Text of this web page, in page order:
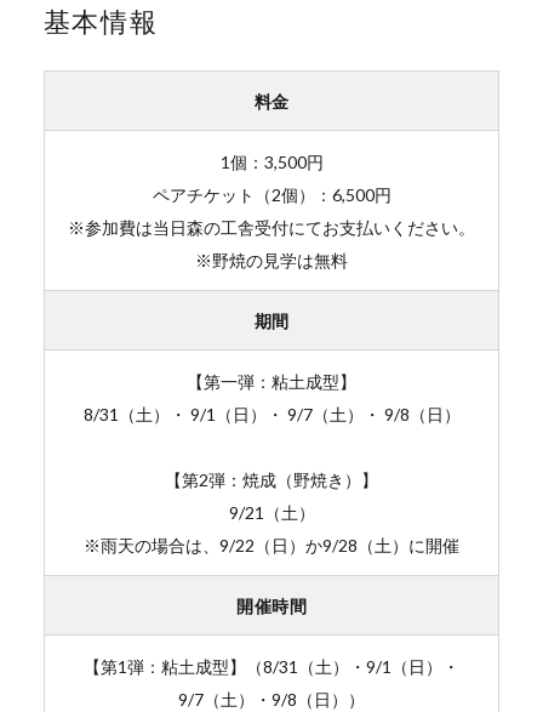
基本情報
料金
1個：3,500円
ペアチケット（2個）：6,500円
※参加費は当日森の工舎受付にてお支払いください。
※野焼の見学は無料
期間
【第一弾：粘土成型】
8/31（土）・ 9/1（日）・ 9/7（土）・ 9/8（日）
【第2弾：焼成（野焼き）】
9/21（土）
※雨天の場合は、9/22（日）か9/28（土）に開催
開催時間
【第1弾：粘土成型】（8/31（土）・9/1（日）・
9/7（土）・9/8（日））